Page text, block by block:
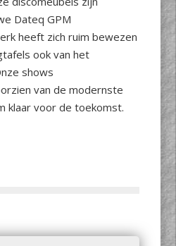
Dateq GPM
heeft zich ruim bewezen
ook van het
shows
van de modernste
klaar voor de toekomst.